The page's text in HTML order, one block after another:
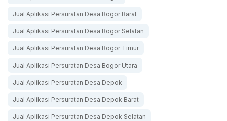
Jual Aplikasi Persuratan Desa Bogor Barat
Jual Aplikasi Persuratan Desa Bogor Selatan
Jual Aplikasi Persuratan Desa Bogor Timur
Jual Aplikasi Persuratan Desa Bogor Utara
Jual Aplikasi Persuratan Desa Depok
Jual Aplikasi Persuratan Desa Depok Barat
Jual Aplikasi Persuratan Desa Depok Selatan